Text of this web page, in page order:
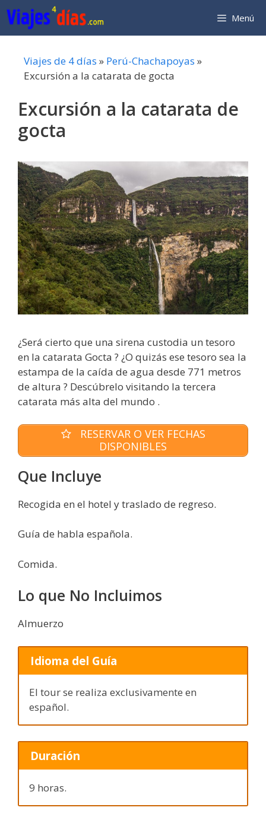
Saltar
al
contenido
Menú
Viajes de 4 días » Perú-Chachapoyas »
Excursión a la catarata de gocta
Excursión a la catarata de
gocta
¿Será cierto que una sirena custodia un tesoro
en la catarata Gocta ? ¿O quizás ese tesoro sea la
estampa de la caída de agua desde 771 metros
de altura ? Descúbrelo visitando la tercera
catarata más alta del mundo .
RESERVAR O VER FECHAS
DISPONIBLES
Que Incluye
Recogida en el hotel y traslado de regreso.
Guía de habla española.
Comida.
Lo que No Incluimos
Almuerzo
Idioma del Guía
El tour se realiza exclusivamente en
español.
Duración
9 horas.